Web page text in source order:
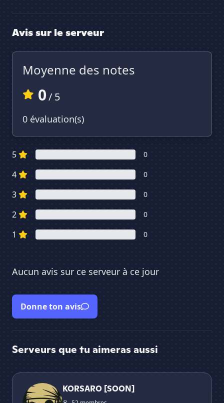
Avis sur le serveur
Moyenne des notes
0/ 5
0 évaluation(s)
5 0
4 0
3 0
2 0
1 0
Aucun avis sur ce serveur à ce jour
Donne ton avis
Serveurs que tu aimeras aussi
KORSARO [SOON]
KORSARO [SOON]